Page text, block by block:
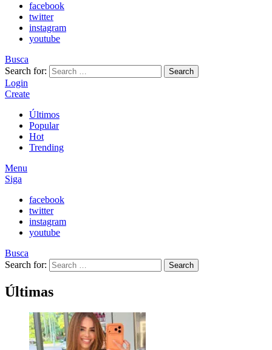
facebook
twitter
instagram
youtube
Busca
Search for:
Search
Login
Create
Últimos
Popular
Hot
Trending
Menu
Siga
facebook
twitter
instagram
youtube
Busca
Search for:
Search
Últimas